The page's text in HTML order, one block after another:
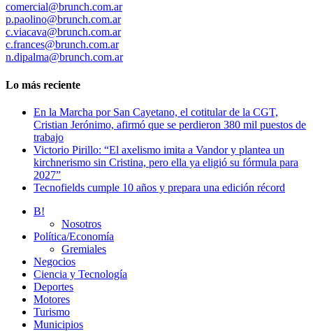
comercial@brunch.com.ar
p.paolino@brunch.com.ar
c.viacava@brunch.com.ar
c.frances@brunch.com.ar
n.dipalma@brunch.com.ar
Lo más reciente
En la Marcha por San Cayetano, el cotitular de la CGT,
Cristian Jerónimo, afirmó que se perdieron 380 mil puestos de
trabajo
Victorio Pirillo: “El axelismo imita a Vandor y plantea un
kirchnerismo sin Cristina, pero ella ya eligió su fórmula para
2027”
Tecnofields cumple 10 años y prepara una edición récord
B!
Nosotros
Política/Economía
Gremiales
Negocios
Ciencia y Tecnología
Deportes
Motores
Turismo
Municipios